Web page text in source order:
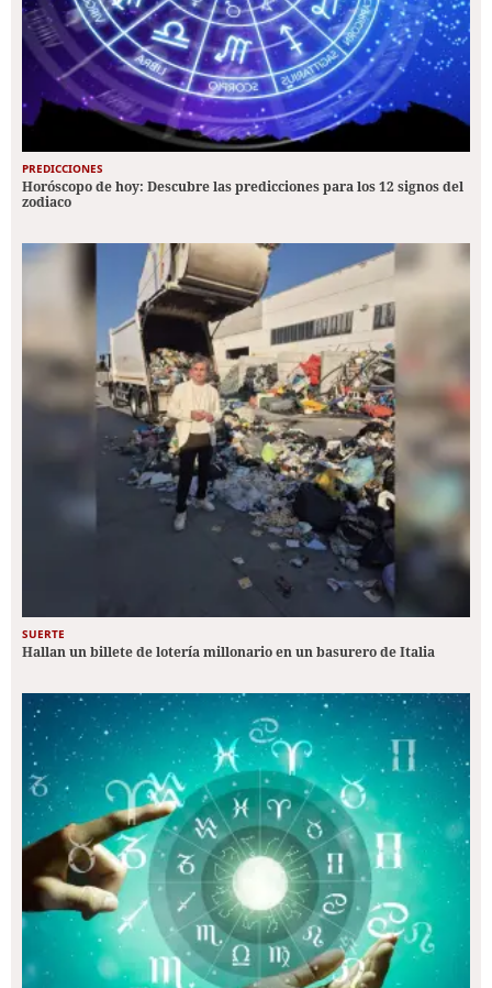
PREDICCIONES
Horóscopo de hoy: Descubre las predicciones para los 12 signos del
zodiaco
SUERTE
Hallan un billete de lotería millonario en un basurero de Italia